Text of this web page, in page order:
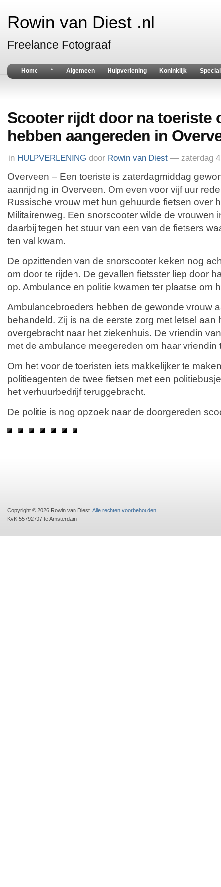
Rowin van Diest .nl
Freelance Fotograaf
Home * Algemeen Hulpverlening Koninklijk
Scooter rijdt door na toeriste
hebben aangereden in
in HULPVERLENING door Rowin van Diest — zaterdag 4
Overveen – Een toeriste is zaterdagmiddag
aanrijding in Overveen. Om even voor vijf uur
Russische vrouw met hun gehuurde fietsen over
Militairenweg. Een snorscooter wilde de vrouwen
daarbij tegen het stuur van een van de fietsers
ten val kwam.
De opzittenden van de snorscooter keken nog
om door te rijden. De gevallen fietsster liep door
op. Ambulance en politie kwamen ter plaatse om
Ambulancebroeders hebben de gewonde vrouw
behandeld. Zij is na de eerste zorg met letsel aan
overgebracht naar het ziekenhuis. De vriendin
met de ambulance meegereden om haar vriendin
Om het voor de toeristen iets makkelijker te
politieagenten de twee fietsen met een
het verhuurbedrijf teruggebracht.
De politie is nog opzoek naar de doorgereden
Copyright © 2026 Rowin van Diest. Alle rechten voorbehouden
KvK 55792707 te Amsterdam